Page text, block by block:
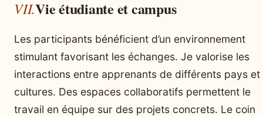
Vie étudiante et campus
Les participants bénéficient d’un environnement
stimulant favorisant les échanges. Je valorise les
interactions entre apprenants de différents pays et
cultures. Des espaces collaboratifs permettent le
travail en équipe sur des projets concrets. Le coin